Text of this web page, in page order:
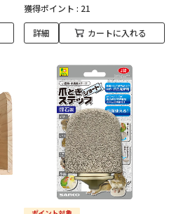
獲得ポイント : 21
詳細 カートに入れる